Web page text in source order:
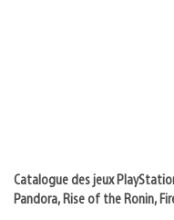
Catalogue des jeux
Pandora, Rise of the Ronin,